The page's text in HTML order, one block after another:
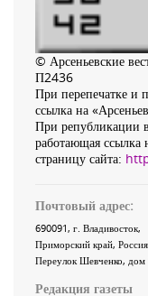
© Арсеньевские
П2436
При перепечатке и
ссылка на
При републикации
работающая ссылка
страницу сайта:
Почтовый адрес:
690091, г. Владивосток,
Приморский край, Россия
Переулок Шевченко, дом
Редакция газеты